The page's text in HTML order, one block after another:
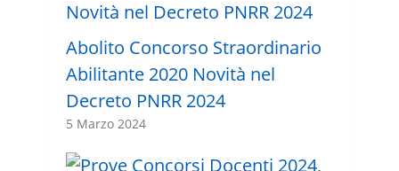
Abolito Concorso Straordinario
Abilitante 2020 Novità nel
Decreto PNRR 2024
5 Marzo 2024